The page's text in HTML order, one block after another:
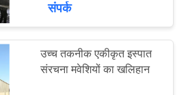
बिल्डिंग
संपर्क
उच्च तकनीक एकीकृत इस्पात
संरचना मवेशियों का खलिहान